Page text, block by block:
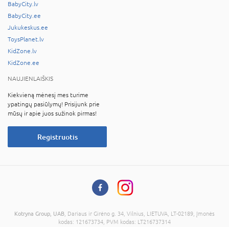
BabyCity.lv
BabyCity.ee
Jukukeskus.ee
ToysPlanet.lv
KidZone.lv
KidZone.ee
NAUJIENLAIŠKIS
Kiekvieną mėnesį mes turime
ypatingų pasiūlymų! Prisijunk prie
mūsų ir apie juos sužinok pirmas!
Registruotis
Kotryna Group, UAB , Dariaus ir Girėno g. 34, Vilnius, LIETUVA, LT-02189, Įmonės
kodas: 121673734, PVM kodas: LT216737314